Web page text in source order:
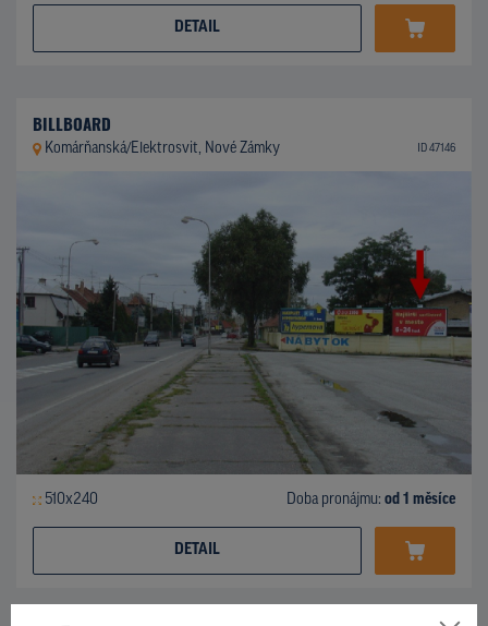
DETAIL
BILLBOARD
Komárňanská/Elektrosvit, Nové Zámky ID 47146
510x240 Doba pronájmu: od 1 měsíce
DETAIL